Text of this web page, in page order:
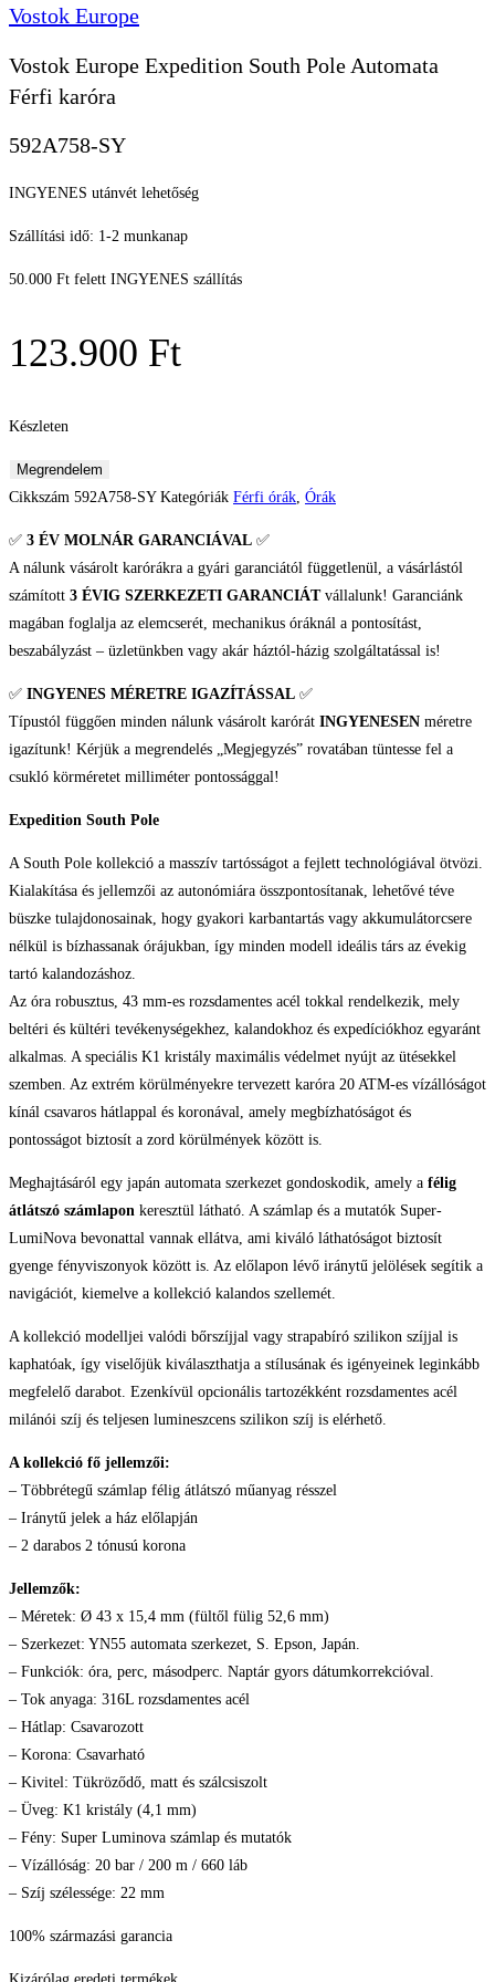
Vostok Europe
Vostok Europe Expedition South Pole Automata
Férfi karóra
592A758-SY
INGYENES utánvét lehetőség
Szállítási idő: 1-2 munkanap
50.000 Ft felett INGYENES szállítás
123.900 Ft
Készleten
Vostok
Europe
South
Férfi
mennyiség
Megrendelem
Cikkszám 592A758-SY Kategóriák Férfi órák, Órák
✅ 3 ÉV MOLNÁR GARANCIÁVAL ✅
A nálunk vásárolt karórákra a gyári garanciától függetlenül, a vásárlástól
számított 3 ÉVIG SZERKEZETI GARANCIÁTvállalunk! Garanciánk
magában foglalja az elemcserét, mechanikus óráknál a pontosítást,
beszabályzást – üzletünkben vagy akár háztól-házig szolgáltatással is!
✅ INGYENES MÉRETRE IGAZÍTÁSSAL ✅
Típustól függően minden nálunk vásárolt karórát INGYENESEN méretre
igazítunk! Kérjük a megrendelés „Megjegyzés” rovatában tüntesse fel a
csukló körméretet milliméter pontossággal!
Expedition South Pole
A South Pole kollekció a masszív tartósságot a fejlett technológiával ötvözi.
Kialakítása és jellemzői az autonómiára összpontosítanak, lehetővé téve
büszke tulajdonosainak, hogy gyakori karbantartás vagy akkumulátorcsere
nélkül is bízhassanak órájukban, így minden modell ideális társ az évekig
tartó kalandozáshoz.
Az óra robusztus, 43 mm-es rozsdamentes acél tokkal rendelkezik, mely
beltéri és kültéri tevékenységekhez, kalandokhoz és expedíciókhoz egyaránt
alkalmas. A speciális K1 kristály maximális védelmet nyújt az ütésekkel
szemben. Az extrém körülményekre tervezett karóra 20 ATM-es vízállóságot
kínál csavaros hátlappal és koronával, amely megbízhatóságot és
pontosságot biztosít a zord körülmények között is.
Meghajtásáról egy japán automata szerkezet gondoskodik, amely a félig
átlátszó számlapon keresztül látható. A számlap és a mutatók Super-
LumiNova bevonattal vannak ellátva, ami kiváló láthatóságot biztosít
gyenge fényviszonyok között is. Az előlapon lévő iránytű jelölések segítik a
navigációt, kiemelve a kollekció kalandos szellemét.
A kollekció modelljei valódi bőrszíjjal vagy strapabíró szilikon szíjjal is
kaphatóak, így viselőjük kiválaszthatja a stílusának és igényeinek leginkább
megfelelő darabot. Ezenkívül opcionális tartozékként rozsdamentes acél
milánói szíj és teljesen lumineszcens szilikon szíj is elérhető.
A kollekció fő jellemzői:
– Többrétegű számlap félig átlátszó műanyag résszel
– Iránytű jelek a ház előlapján
– 2 darabos 2 tónusú korona
Jellemzők:
– Méretek: Ø 43 x 15,4 mm (fültől fülig 52,6 mm)
– Szerkezet: YN55 automata szerkezet, S. Epson, Japán.
– Funkciók: óra, perc, másodperc. Naptár gyors dátumkorrekcióval.
– Tok anyaga: 316L rozsdamentes acél
– Hátlap: Csavarozott
– Korona: Csavarható
– Kivitel: Tükröződő, matt és szálcsiszolt
– Üveg: K1 kristály (4,1 mm)
– Fény: Super Luminova számlap és mutatók
– Vízállóság: 20 bar / 200 m / 660 láb
– Szíj szélessége: 22 mm
100% származási garancia